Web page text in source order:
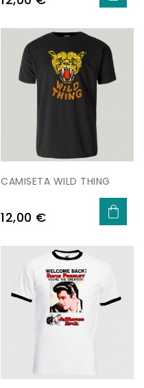
CAMISETA WILD THING
Precio
12,00 €